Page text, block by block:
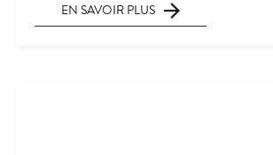
EN SAVOIR PLUS